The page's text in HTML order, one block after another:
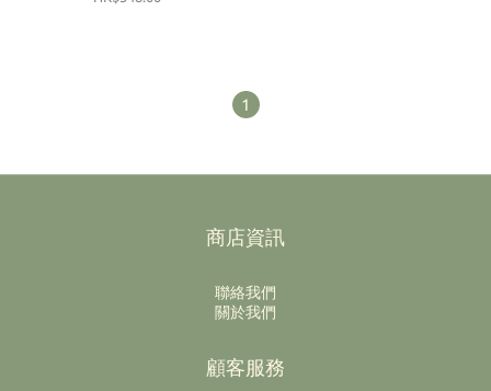
1
商店資訊
聯絡我們
關於我們
顧客服務